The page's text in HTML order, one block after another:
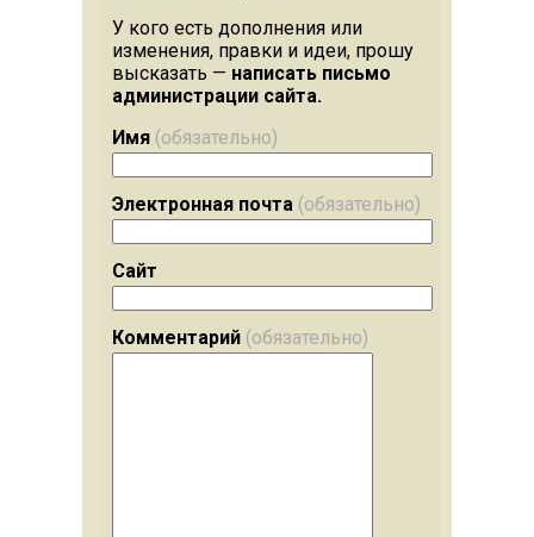
У кого есть дополнения или
изменения, правки и идеи, прошу
высказать — написать письмо
администрации сайта.
Имя (обязательно)
Электронная почта (обязательно)
Сайт
Комментарий (обязательно)